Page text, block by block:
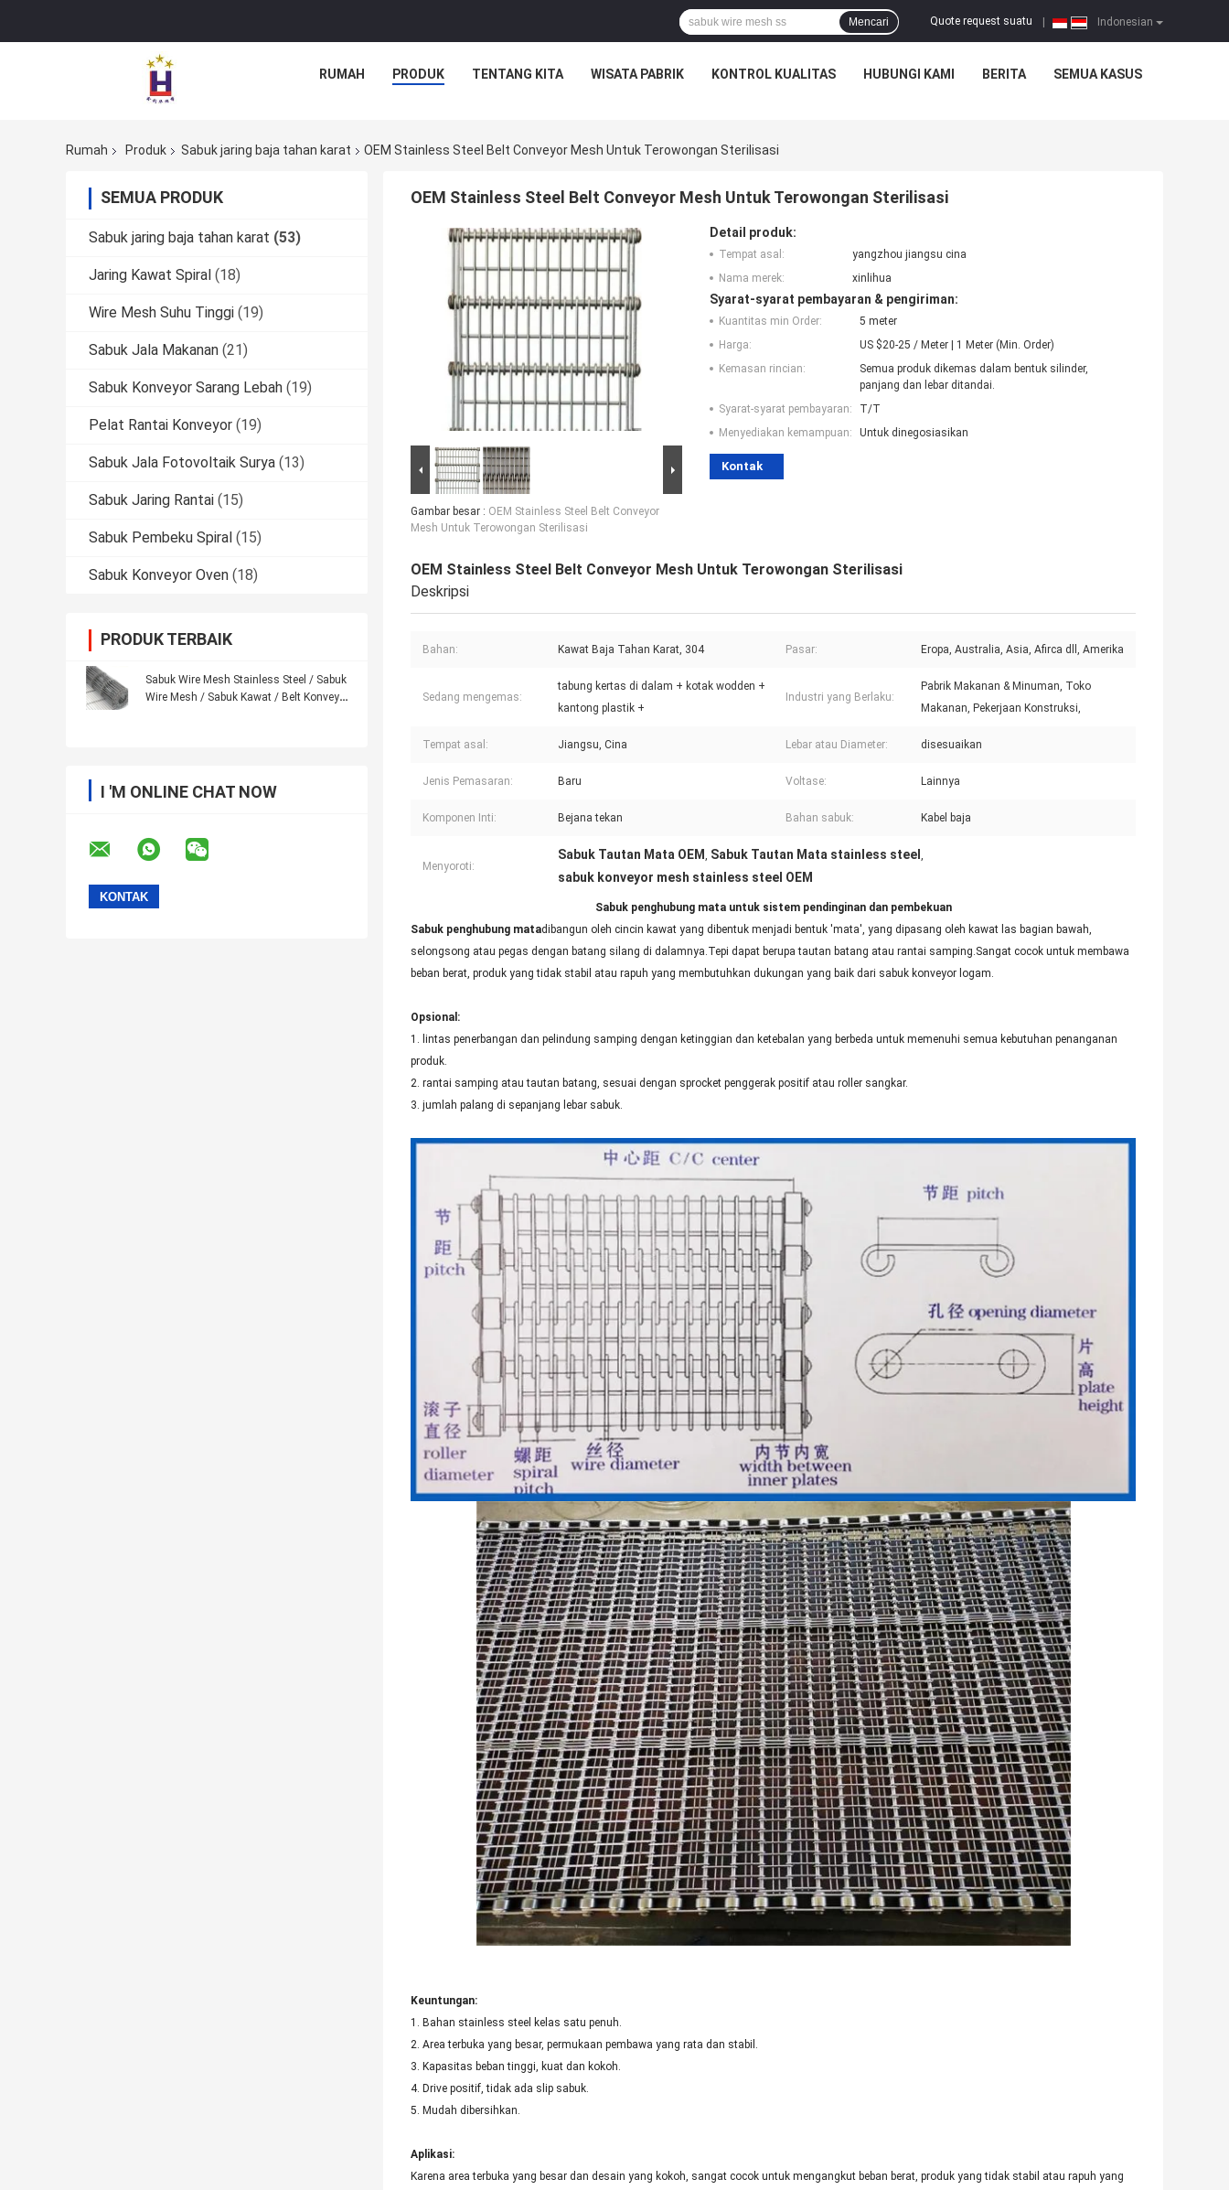
Indonesian
Quote request suatu
Mencari
RUMAH PRODUK TENTANG KITA WISATA PABRIK KONTROL KUALITAS HUBUNGI KAMI BERITA SEMUA KASUS
Rumah Produk Sabuk jaring baja tahan karat OEM Stainless Steel Belt Conveyor Mesh Untuk Terowongan Sterilisasi
SEMUA PRODUK
Sabuk jaring baja tahan karat (53)
Jaring Kawat Spiral (18)
Wire Mesh Suhu Tinggi (19)
Sabuk Jala Makanan (21)
Sabuk Konveyor Sarang Lebah (19)
Pelat Rantai Konveyor (19)
Sabuk Jala Fotovoltaik Surya (13)
Sabuk Jaring Rantai (15)
Sabuk Pembeku Spiral (15)
Sabuk Konveyor Oven (18)
PRODUK TERBAIK
Sabuk Wire Mesh Stainless Steel / Sabuk
Wire Mesh / Sabuk Kawat / Belt Konveyor
I 'M ONLINE CHAT NOW
OEM Stainless Steel Belt Conveyor Mesh Untuk Terowongan Sterilisasi
Gambar besar : OEM Stainless Steel Belt Conveyor
Mesh Untuk Terowongan Sterilisasi
Detail produk:
Tempat asal:
yangzhou jiangsu cina
Nama merek:
xinlihua
Syarat-syarat pembayaran & pengiriman:
Kuantitas min Order:
5 meter
Harga:
US $20-25 / Meter | 1 Meter (Min. Order)
Kemasan rincian:
Semua produk dikemas dalam bentuk silinder,
panjang dan lebar ditandai.
Syarat-syarat pembayaran:
T/T
Menyediakan kemampuan:
Untuk dinegosiasikan
Kontak
OEM Stainless Steel Belt Conveyor Mesh Untuk Terowongan Sterilisasi
Deskripsi
Bahan: Kawat Baja Tahan Karat, 304 Pasar: Eropa, Australia, Asia, Afirca dll, Amerika
Sedang mengemas:
tabung kertas di dalam + kotak wodden +
kantong plastik +
Industri yang Berlaku:
Pabrik Makanan & Minuman, Toko
Makanan, Pekerjaan Konstruksi,
Tempat asal: Jiangsu, Cina Lebar atau Diameter: disesuaikan
Jenis Pemasaran: Baru Voltase: Lainnya
Komponen Inti: Bejana tekan Bahan sabuk: Kabel baja
Menyoroti:
Sabuk Tautan Mata OEM , Sabuk Tautan Mata stainless steel ,
sabuk konveyor mesh stainless steel OEM
Sabuk penghubung mata untuk sistem pendinginan dan pembekuan
Sabuk penghubung matadibangun oleh cincin kawat yang dibentuk menjadi bentuk 'mata', yang dipasang oleh kawat las bagian bawah,
selongsong atau pegas dengan batang silang di dalamnya.Tepi dapat berupa tautan batang atau rantai samping.Sangat cocok untuk membawa
beban berat, produk yang tidak stabil atau rapuh yang membutuhkan dukungan yang baik dari sabuk konveyor logam.
Opsional :
1. lintas penerbangan dan pelindung samping dengan ketinggian dan ketebalan yang berbeda untuk memenuhi semua kebutuhan penanganan
produk.
2. rantai samping atau tautan batang, sesuai dengan sprocket penggerak positif atau roller sangkar.
3. jumlah palang di sepanjang lebar sabuk.
Keuntungan:
1. Bahan stainless steel kelas satu penuh.
2. Area terbuka yang besar, permukaan pembawa yang rata dan stabil.
3. Kapasitas beban tinggi, kuat dan kokoh.
4. Drive positif, tidak ada slip sabuk.
5. Mudah dibersihkan.
Aplikasi:
Karena area terbuka yang besar dan desain yang kokoh, sangat cocok untuk mengangkut beban berat, produk yang tidak stabil atau rapuh yang